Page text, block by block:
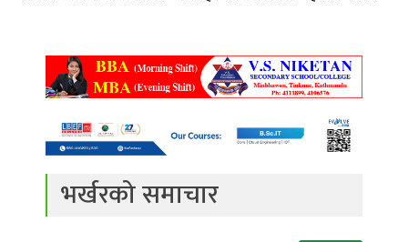
भर्खरको समाचार